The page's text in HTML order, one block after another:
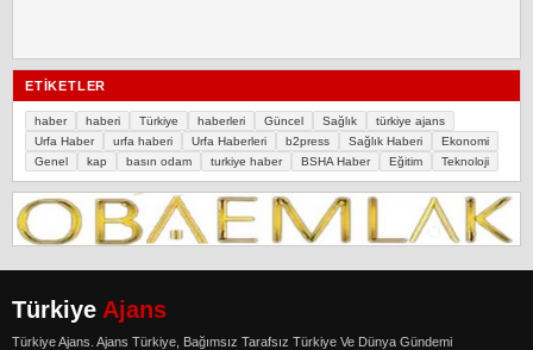
ETIKETLER
haber haberi Türkiye haberleri Güncel Sağlık
türkiye ajans
Urfa Haber
urfa haberi Urfa Haberleri b2press Sağlık Haberi
Ekonomi
Genel
kap basın odam turkiye haber BSHA Haber Eğitim Teknoloji
Türkiye Ajans
Türkiye Ajans. Ajans Türkiye, Bağımsız Tarafsız Türkiye Ve Dünya Gündemi